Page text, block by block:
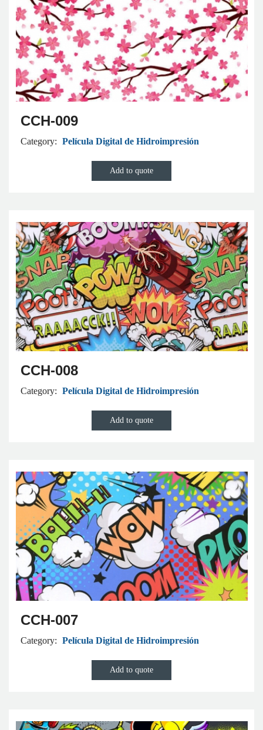
CCH-009
Category: Película Digital de Hidroimpresión
CCH-008
Category: Película Digital de Hidroimpresión
CCH-007
Category: Película Digital de Hidroimpresión